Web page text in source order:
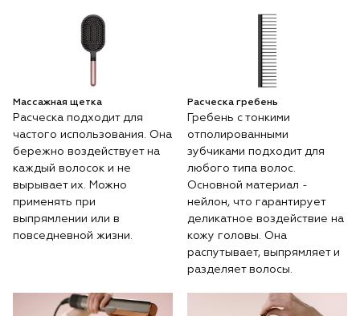
Массажная щетка
Расческа подходит для
частого использования. Она
бережно воздействует на
каждый волосок и не
вырывает их. Можно
применять при
выпрямлении или в
повседневной жизни.
Расческа гребень
Гребень с тонкими
отполированными
зубчиками подходит для
любого типа волос.
Основной материал -
нейлон, что гарантирует
деликатное воздействие на
кожу головы. Она
распутывает, выпрямляет и
разделяет волосы.